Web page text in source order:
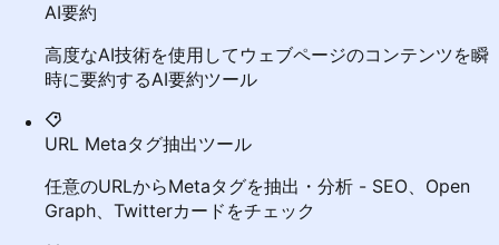
AI要約
高度なAI技術を使用してウェブページのコンテンツを瞬
時に要約するAI要約ツール
URL Metaタグ抽出ツール
任意のURLからMetaタグを抽出・分析 - SEO、Open
Graph、Twitterカードをチェック